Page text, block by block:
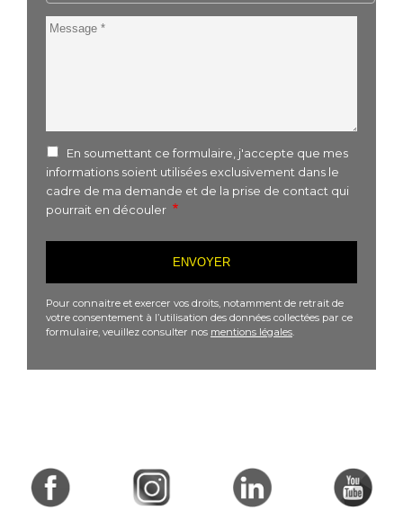
Message
En soumettant ce formulaire, j'accepte que mes
informations soient utilisées exclusivement dans le
cadre de ma demande et de la prise de contact qui
pourrait en découler
Pour connaitre et exercer vos droits, notamment de retrait de
votre consentement à l’utilisation des données collectées par ce
formulaire, veuillez consulter nos mentions légales